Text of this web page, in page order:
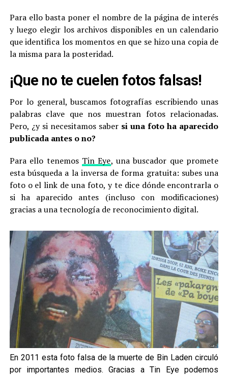
Para ello basta poner el nombre de la página de interés
y luego elegir los archivos disponibles en un calendario
que identifica los momentos en que se hizo una copia de
la misma para la posteridad.
¡Que no te cuelen fotos falsas!
Por lo general, buscamos fotografías escribiendo unas
palabras clave que nos muestran fotos relacionadas.
Pero, ¿y si necesitamos saber si una foto ha aparecido
publicada antes o no?
Para ello tenemos Tin Eye, una buscador que promete
esta búsqueda a la inversa de forma gratuita: subes una
foto o el link de una foto, y te dice dónde encontrarla o
si ha aparecido antes (incluso con modificaciones)
gracias a una tecnología de reconocimiento digital.
En 2011 esta foto falsa de la muerte de Bin Laden circuló
por importantes medios. Gracias a Tin Eye podemos